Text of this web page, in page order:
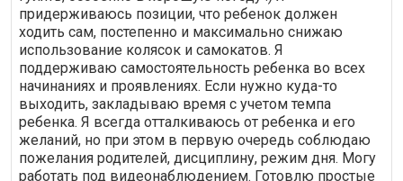
придерживаюсь позиции, что ребенок должен
ходить сам, постепенно и максимально снижаю
использование колясок и самокатов. Я
поддерживаю самостоятельность ребенка во всех
начинаниях и проявлениях. Если нужно куда-то
выходить, закладываю время с учетом темпа
ребенка. Я всегда отталкиваюсь от ребенка и его
желаний, но при этом в первую очередь соблюдаю
пожелания родителей, дисциплину, режим дня. Могу
работать под видеонаблюдением. Готовлю простые